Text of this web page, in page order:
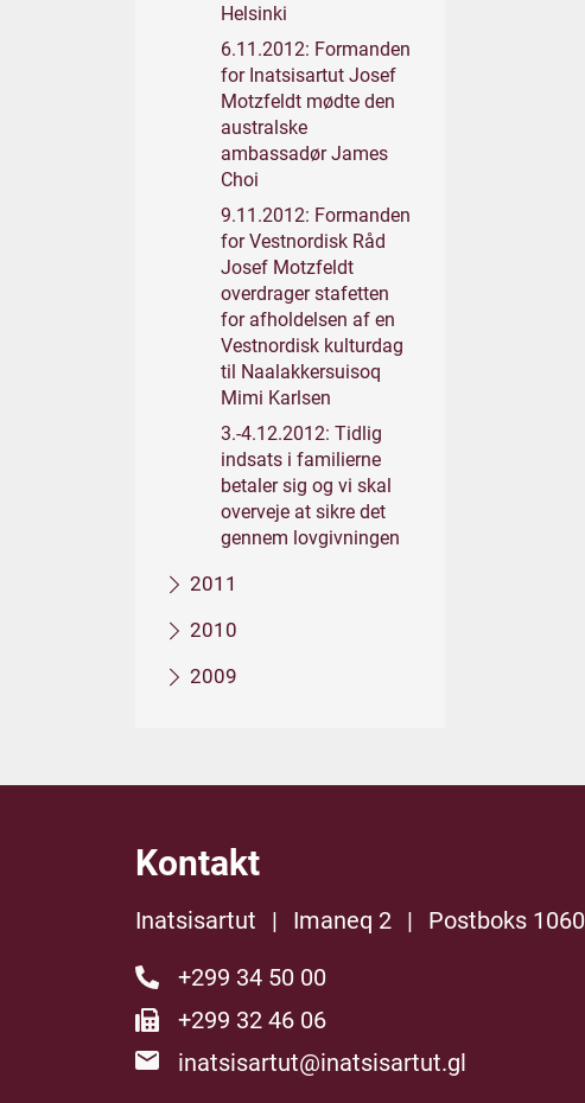
Helsinki
6.11.2012: Formanden
for Inatsisartut Josef
Motzfeldt mødte den
australske
ambassadør James
Choi
9.11.2012: Formanden
for Vestnordisk Råd
Josef Motzfeldt
overdrager stafetten
for afholdelsen af en
Vestnordisk kulturdag
til Naalakkersuisoq
Mimi Karlsen
3.-4.12.2012: Tidlig
indsats i familierne
betaler sig og vi skal
overveje at sikre det
gennem lovgivningen
2011
2010
2009
Kontakt
Inatsisartut | Imaneq 2 | Postboks 1060
+299 34 50 00
+299 32 46 06
inatsisartut@inatsisartut.gl